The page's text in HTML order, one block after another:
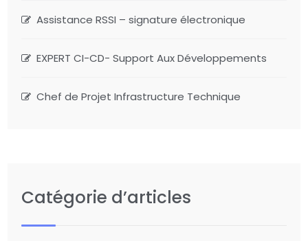
Assistance RSSI – signature électronique
EXPERT CI-CD- Support Aux Développements
Chef de Projet Infrastructure Technique
Catégorie d’articles